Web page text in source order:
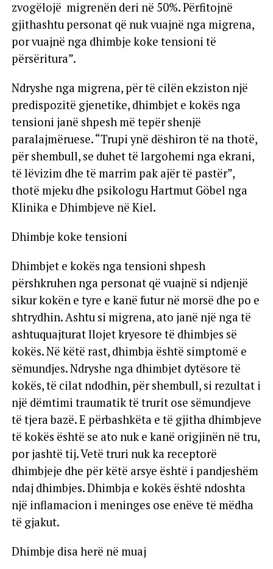
zvogëlojë migrenën deri në 50%. Përfitojnë
gjithashtu personat që nuk vuajnë nga migrena,
por vuajnë nga dhimbje koke tensioni të
përsëritura”.
Ndryshe nga migrena, për të cilën ekziston një
predispozitë gjenetike, dhimbjet e kokës nga
tensioni janë shpesh më tepër shenjë
paralajmëruese. “Trupi ynë dëshiron të na thotë,
për shembull, se duhet të largohemi nga ekrani,
të lëvizim dhe të marrim pak ajër të pastër”,
thotë mjeku dhe psikologu Hartmut Göbel nga
Klinika e Dhimbjeve në Kiel.
Dhimbje koke tensioni
Dhimbjet e kokës nga tensioni shpesh
përshkruhen nga personat që vuajnë si ndjenjë
sikur kokën e tyre e kanë futur në morsë dhe po e
shtrydhin. Ashtu si migrena, ato janë një nga të
ashtuquajturat llojet kryesore të dhimbjes së
kokës. Në këtë rast, dhimbja është simptomë e
sëmundjes. Ndryshe nga dhimbjet dytësore të
kokës, të cilat ndodhin, për shembull, si rezultat i
një dëmtimi traumatik të trurit ose sëmundjeve
të tjera bazë. E përbashkëta e të gjitha dhimbjeve
të kokës është se ato nuk e kanë origjinën në tru,
por jashtë tij. Vetë truri nuk ka receptorë
dhimbjeje dhe për këtë arsye është i pandjeshëm
ndaj dhimbjes. Dhimbja e kokës është ndoshta
një inflamacion i meninges ose enëve të mëdha
të gjakut.
Dhimbje disa herë në muaj